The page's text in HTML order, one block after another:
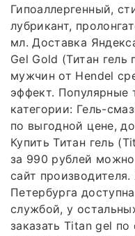
Гипоаллергенный,
лубрикант,
мл. Доставка
Gel Gold (Титан гель
мужчин от Hendel
эффект. Популярные
категории: Гель-
по выгодной цене,
Купить Титан гель
за 990 рублей
сайт
Петербурга
службой, у
заказать Titan gel